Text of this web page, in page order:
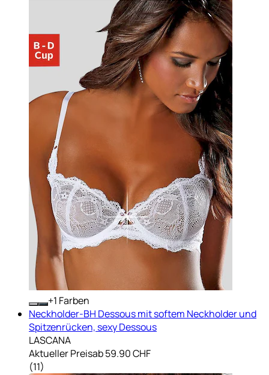
+ Farben
Neckholder-BH Dessous mit softem Neckholder und
Spitzenrücken, sexy Dessous
LASCANA
Aktueller Preisab59.90 CHF
(11)